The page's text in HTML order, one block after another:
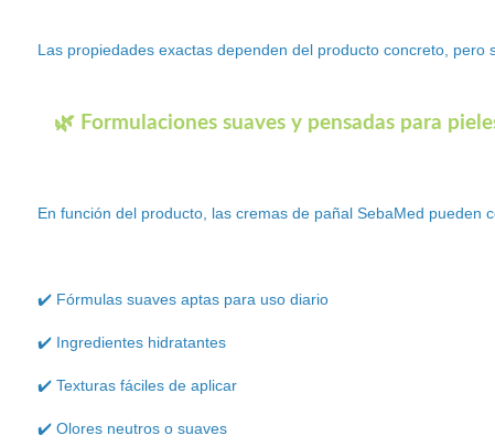
Las propiedades exactas dependen del producto concreto,
🌿 Formulaciones suaves y pensadas para
En función del producto, las cremas de pañal SebaMed pueden
✔️ Fórmulas suaves aptas para uso diario
✔️ Ingredientes hidratantes
✔️ Texturas fáciles de aplicar
✔️ Olores neutros o suaves